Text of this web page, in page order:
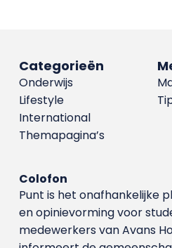
Categorieën
Onderwijs
Lifestyle
International
Themapagina’s
Colofon
Punt is het onafhankelijke
en opinievorming voor
medewerkers van Avans